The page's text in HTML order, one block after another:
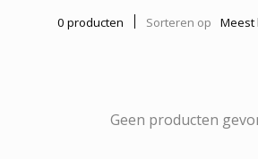
0 producten Sorteren op Meest
Geen producten